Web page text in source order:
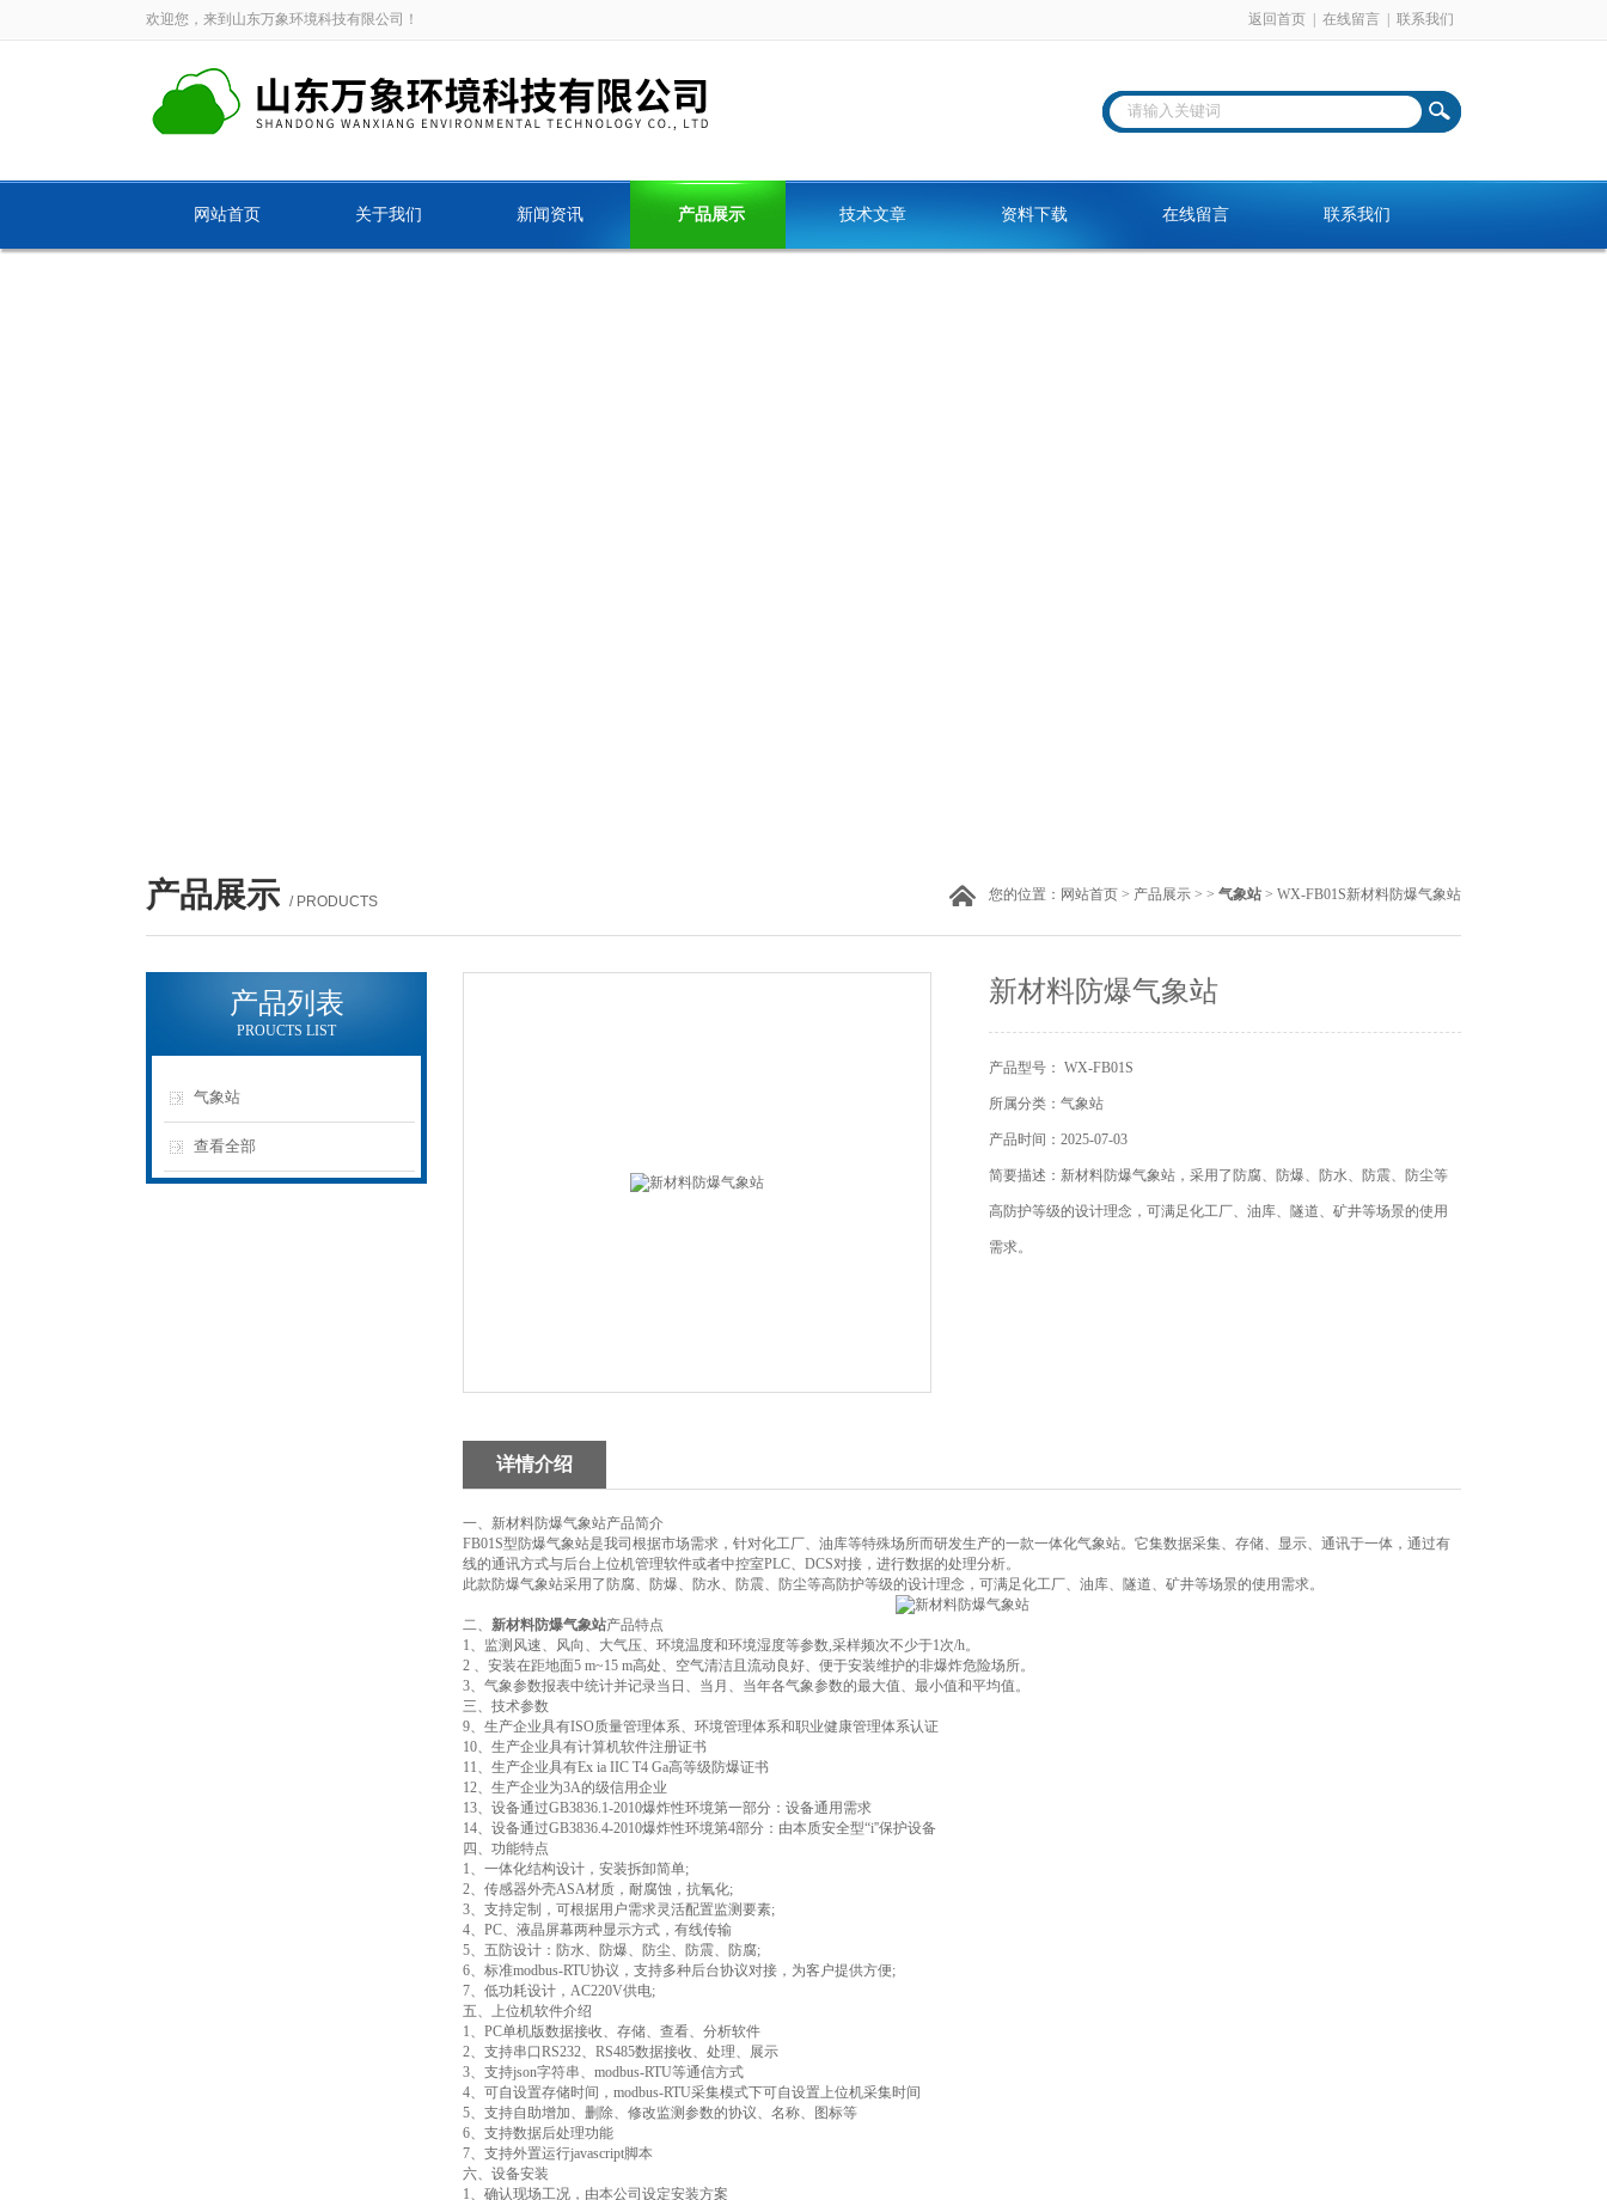
欢迎您，来到山东万象环境科技有限公司！ 返回首页 在线留言 联系我们
网站首页 关于我们 新闻资讯 产品展示 技术文章 资料下载 在线留言 联系我们
产品展示 / PRODUCTS 您的位置： 网站首页 > 产品展示 > > 气象站 > WX-FB01S新材料防爆气象站
产品列表
PROUCTS LIST
气象站
查看全部
新材料防爆气象站
产品型号： WX-FB01S
所属分类：气象站
产品时间：2025-07-03
简要描述：新材料防爆气象站，采用了防腐、防爆、防水、防震、防尘等
高防护等级的设计理念，可满足化工厂、油库、隧道、矿井等场景的使用
需求。
详情介绍
一、新材料防爆气象站产品简介
FB01S型防爆气象站是我司根据市场需求，针对化工厂、油库等特殊场所而研发生产的一款一体化气象站。它集数据采集、存储、显示、通讯于一体，通过有
线的通讯方式与后台上位机管理软件或者中控室PLC、DCS对接，进行数据的处理分析。
此款防爆气象站采用了防腐、防爆、防水、防震、防尘等高防护等级的设计理念，可满足化工厂、油库、隧道、矿井等场景的使用需求。
二、 新材料防爆气象站产品特点
1、监测风速、风向、大气压、环境温度和环境湿度等参数,采样频次不少于1次/h。
2 、安装在距地面5 m~15 m高处、空气清洁且流动良好、便于安装维护的非爆炸危险场所。
3、气象参数报表中统计并记录当日、当月、当年各气象参数的最大值、最小值和平均值。
三、技术参数
9、生产企业具有ISO质量管理体系、环境管理体系和职业健康管理体系认证
10、生产企业具有计算机软件注册证书
11、生产企业具有Ex ia IIC T4 Ga高等级防爆证书
12、生产企业为3A的级信用企业
13、设备通过GB3836.1-2010爆炸性环境第一部分：设备通用需求
14、设备通过GB3836.4-2010爆炸性环境第4部分：由本质安全型“i''保护设备
四、功能特点
1、一体化结构设计，安装拆卸简单;
2、传感器外壳ASA材质，耐腐蚀，抗氧化;
3、支持定制，可根据用户需求灵活配置监测要素;
4、PC、液晶屏幕两种显示方式，有线传输
5、五防设计：防水、防爆、防尘、防震、防腐;
6、标准modbus-RTU协议，支持多种后台协议对接，为客户提供方便;
7、低功耗设计，AC220V供电;
五、上位机软件介绍
1、PC单机版数据接收、存储、查看、分析软件
2、支持串口RS232、RS485数据接收、处理、展示
3、支持json字符串、modbus-RTU等通信方式
4、可自设置存储时间，modbus-RTU采集模式下可自设置上位机采集时间
5、支持自助增加、删除、修改监测参数的协议、名称、图标等
6、支持数据后处理功能
7、支持外置运行javascript脚本
六、设备安装
1、确认现场工况，由本公司设定安装方案